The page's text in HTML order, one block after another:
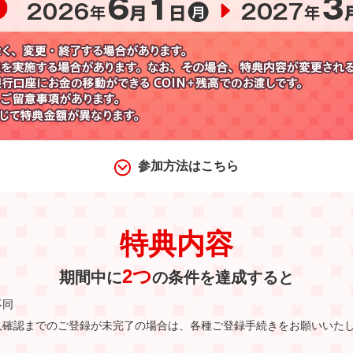
参加方法はこちら
特典内容
期間中に2つの条件を達成すると
認までのご登録が未完了の場合は、 各種ご登録手続きをお願いいた